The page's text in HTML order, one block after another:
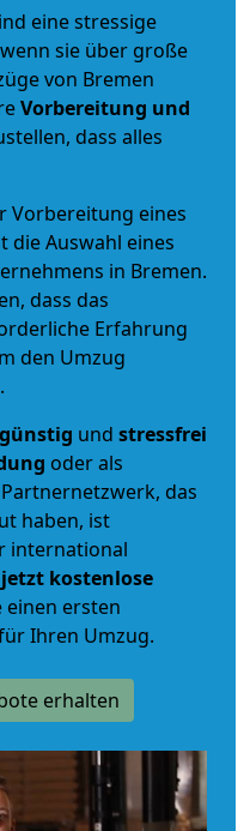
eine stressige
sie über große
von Bremen
Vorbereitung und
dass alles
Vorbereitung eines
die Auswahl eines
in Bremen.
dass das
Erfahrung
den Umzug
und stressfrei
oder als
das
haben, ist
international
kostenlose
einen ersten
Ihren Umzug.
erhalten